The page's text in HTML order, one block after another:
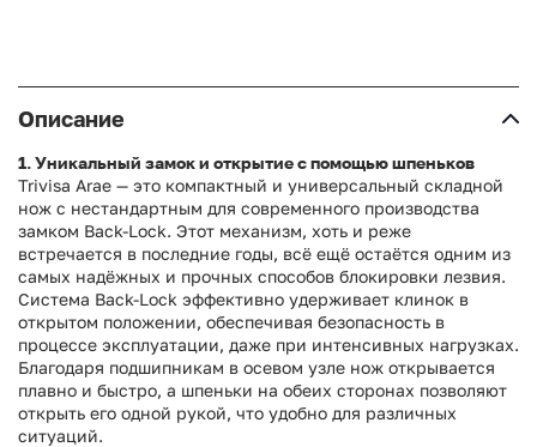
Описание
1. Уникальный замок и открытие с помощью шпеньков
Trivisa Arae — это компактный и универсальный складной
нож с нестандартным для современного производства
замком Back-Lock. Этот механизм, хоть и реже
встречается в последние годы, всё ещё остаётся одним из
самых надёжных и прочных способов блокировки лезвия.
Система Back-Lock эффективно удерживает клинок в
открытом положении, обеспечивая безопасность в
процессе эксплуатации, даже при интенсивных нагрузках.
Благодаря подшипникам в осевом узле нож открывается
плавно и быстро, а шпеньки на обеих сторонах позволяют
открыть его одной рукой, что удобно для различных
ситуаций.